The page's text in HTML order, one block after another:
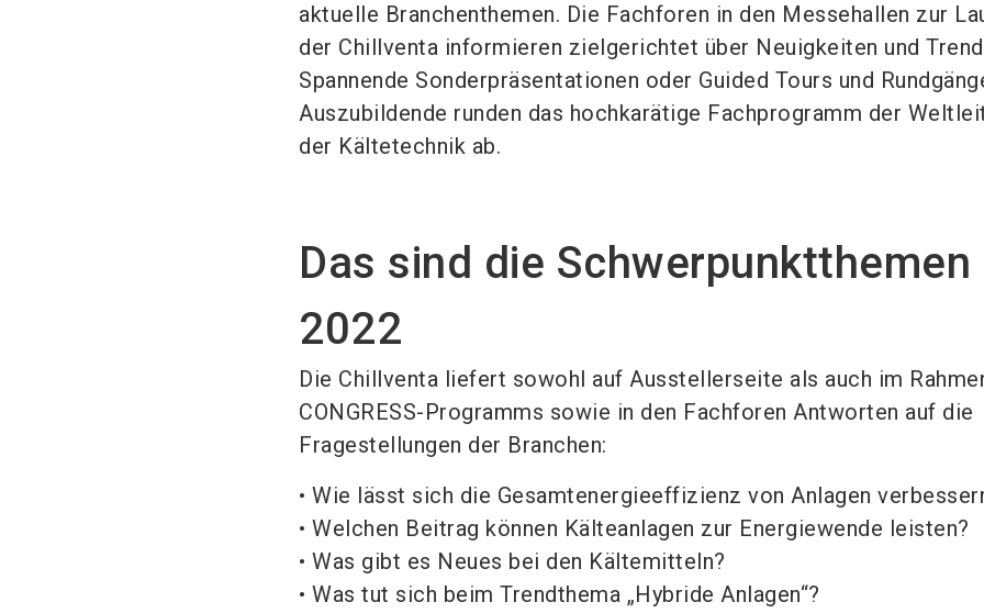
aktuelle Branchenthemen. Die Fachforen in den Messehallen zur
der Chillventa informieren zielgerichtet über Neuigkeiten und
Spannende Sonderpräsentationen oder Guided Tours und
Auszubildende runden das hochkarätige Fachprogramm der
der Kältetechnik ab.
Das sind die Schwerpunktthemen
2022
Die Chillventa liefert sowohl auf Ausstellerseite als auch im
CONGRESS-Programms sowie in den Fachforen Antworten auf die
Fragestellungen der Branchen:
• Wie lässt sich die Gesamtenergieeffizienz von Anlagen
• Welchen Beitrag können Kälteanlagen zur Energiewende leisten?
• Was gibt es Neues bei den Kältemitteln?
• Was tut sich beim Trendthema „Hybride Anlagen“?